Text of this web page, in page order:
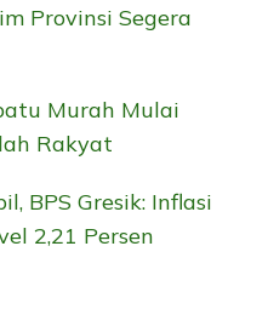
Provinsi Segera
Murah Mulai
Rakyat
BPS Gresik: Inflasi
2,21 Persen